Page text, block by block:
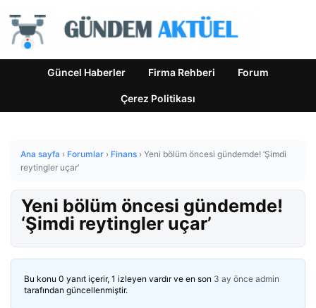
Güncel Haberler Firma Rehberi Forum
Çerez Politikası
Ana sayfa › Forumlar › Finans › Yeni bölüm öncesi gündemde! ‘Şimdi
reytingler uçar’
Yeni bölüm öncesi gündemde!
‘Şimdi reytingler uçar’
Bu konu 0 yanıt içerir, 1 izleyen vardır ve en son 3 ay önce admin
tarafından güncellenmiştir.